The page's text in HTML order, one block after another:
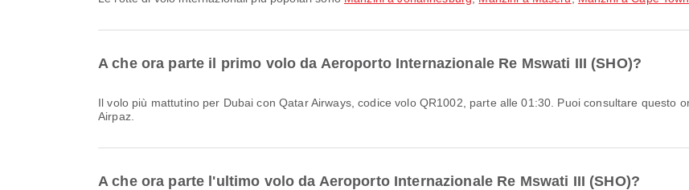
A che ora parte il primo volo da Aeroporto Internazionale Re Mswati III (SHO)?
Il volo più mattutino per Dubai con Qatar Airways, codice volo QR1002, parte alle 01:30. Puoi consultare questo orario e confrontare altre opzioni di volo disponibili su
Airpaz.
A che ora parte l'ultimo volo da Aeroporto Internazionale Re Mswati III (SHO)?